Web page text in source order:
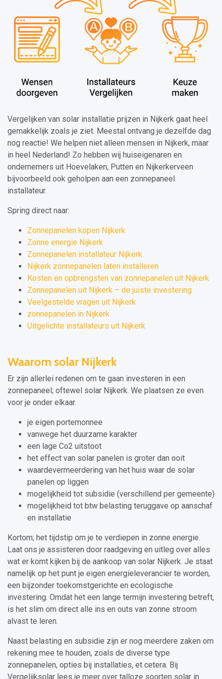
Vergelijken van solar installatie prijzen in Nijkerk gaat heel
gemakkelijk zoals je ziet. Meestal ontvang je dezelfde dag
nog reactie! We helpen niet alleen mensen in Nijkerk, maar
in heel Nederland! Zo hebben wij huiseigenaren en
ondernemers uit Hoevelaken, Putten en Nijkerkerveen
bijvoorbeeld ook geholpen aan een zonnepaneel
installateur.
Spring direct naar:
Zonnepanelen kopen Nijkerk
Zonne energie Nijkerk
Zonnepanelen installateur Nijkerk
Nijkerk zonnepanelen laten installeren
Kosten en opbrengsten van zonnepanelen uit Nijkerk
Zonnepanelen uit Nijkerk – de juiste investering
Veelgestelde vragen uit Nijkerk
zonnepanelen in Nijkerk
Uitgelichte installateurs uit Nijkerk
Waarom solar Nijkerk
Er zijn allerlei redenen om te gaan investeren in een
zonnepaneel; oftewel solar Nijkerk. We plaatsen ze even
voor je onder elkaar.
je eigen portemonnee
vanwege het duurzame karakter
een lage Co2 uitstoot
het effect van solar panelen is groter dan ooit
waardevermeerdering van het huis waar de solar
panelen op liggen
mogelijkheid tot subsidie (verschillend per gemeente)
mogelijkheid tot btw belasting teruggave op aanschaf
en installatie
Kortom; het tijdstip om je te verdiepen in zonne energie.
Laat ons je assisteren door raadgeving en uitleg over alles
wat er komt kijken bij de aankoop van solar Nijkerk. Je staat
namelijk op het punt je eigen energieleverancier te worden,
een bijzonder toekomstgerichte en ecologische
investering. Omdat het een lange termijn investering betreft,
is het slim om direct alle ins en outs van zonne stroom
alvast te leren.
Naast belasting en subsidie zijn er nog meerdere zaken om
rekening mee te houden, zoals de diverse type
zonnepanelen, opties bij installaties, et cetera. Bij
Vergelijksolar lees je meer over talloze soorten solar in